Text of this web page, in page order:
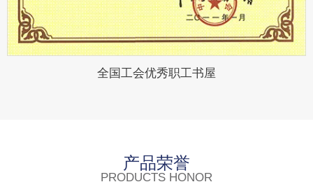
全国工会优秀职工书屋
产品荣誉
PRODUCTS HONOR